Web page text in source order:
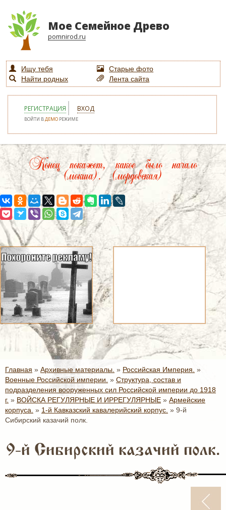
Мое Семейное Древо
pomnirod.ru
Ищу тебя
Старые фото
Найти родных
Лента сайта
РЕГИСТРАЦИЯ ВХОД
ВОЙТИ ВДЕМО РЕЖИМЕ
Конец покажет, какое было начало
(мокша). (мордовская)
Главная » Архивные материалы. » Российская Империя. »
Военные Российской империи. » Структура, состав и
подразделения вооруженных сил Российской империи до 1918
г. » ВОЙСКА РЕГУЛЯРНЫЕ И ИРРЕГУЛЯРНЫЕ » Армейские
корпуса. » 1-й Кавказский кавалерийский корпус. » 9-й
Сибирский казачий полк.
9-й Сибирский казачий полк.